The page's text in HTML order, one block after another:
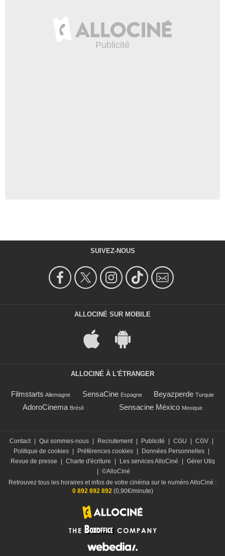
SUIVEZ-NOUS
ALLOCINÉ SUR MOBILE
ALLOCINÉ À L'ÉTRANGER
Filmstarts Allemagne SensaCine Espagne Beyazperde Turquie
AdoroCinema Brésil Sensacine México Mexique
Contact Qui sommes-nous Recrutement Publicité CGU CGV
Politique de cookies
Préférences cookies Données Personnelles
Revue de presse
Charte d'écriture Les services AlloCiné
Gérer Utiq
©AlloCiné
Retrouvez tous les horaires et infos de votre cinéma sur le numéro AlloCiné :
0 892 892 892(0,90€/minute)